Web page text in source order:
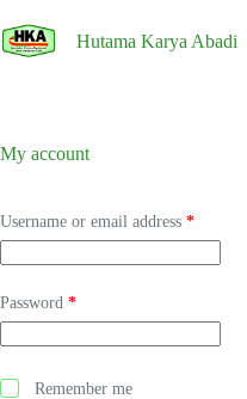
to
content
Hutama Karya Abadi
My account
Username or email address *Required
Password *Required
Remember me